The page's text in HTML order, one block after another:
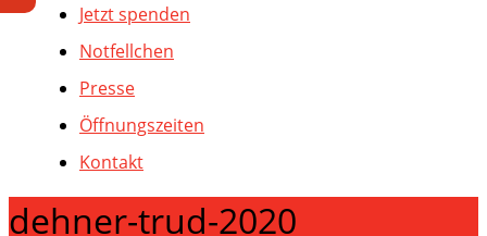
Jetzt spenden
Notfellchen
Presse
Öffnungszeiten
Kontakt
dehner-trud-2020